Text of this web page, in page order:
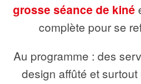
grosse séance de kiné
complète pour se
Au programme : des
design affûté et surtout